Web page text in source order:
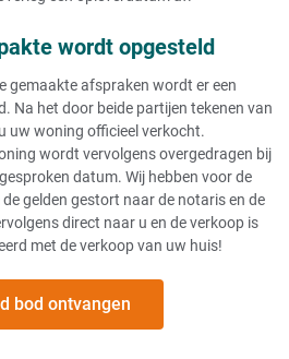
wordt opgesteld
gemaakte afspraken wordt er een
Na het door beide partijen tekenen van
uw woning officieel verkocht.
wordt vervolgens overgedragen bij
datum. Wij hebben voor de
gelden gestort naar de notaris en de
direct naar u en de verkoop is
met de verkoop van uw huis!
bod ontvangen